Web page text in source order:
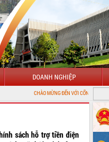
DOANH NGHIỆP
CHÀO MỪNG ĐẾN VỚI CỔNG THÔNG TIN ĐIỆN TỬ
sách hỗ trợ tiền điện